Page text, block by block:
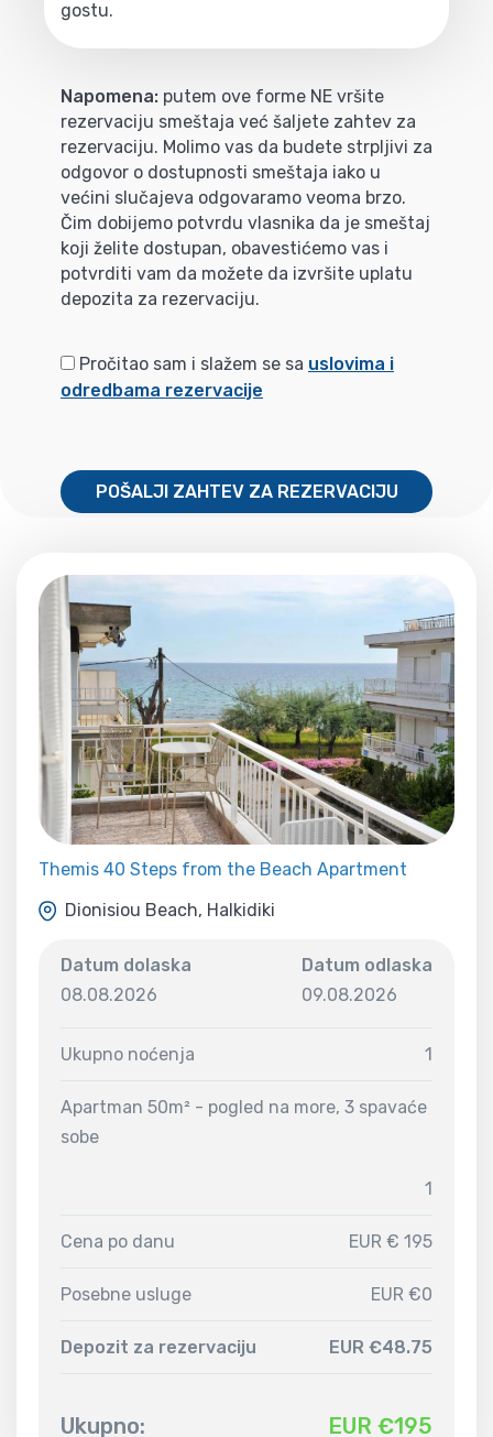
gostu.
Napomena: putem ove forme NE vršite
rezervaciju smeštaja već šaljete zahtev za
rezervaciju. Molimo vas da budete strpljivi za
odgovor o dostupnosti smeštaja iako u
većini slučajeva odgovaramo veoma brzo.
Čim dobijemo potvrdu vlasnika da je smeštaj
koji želite dostupan, obavestićemo vas i
potvrditi vam da možete da izvršite uplatu
depozita za rezervaciju.
Pročitao sam i slažem se sa uslovima i
odredbama rezervacije
POŠALJI ZAHTEV ZA REZERVACIJU
Themis 40 Steps from the Beach Apartment
Dionisiou Beach, Halkidiki
Datum dolaska
08.08.2026
Datum odlaska
09.08.2026
Ukupno noćenja 1
Apartman 50m² - pogled na more, 3 spavaće
sobe
1
Cena po danu EUR € 195
Posebne usluge EUR €0
Depozit za rezervaciju EUR €48.75
Ukupno: EUR €195